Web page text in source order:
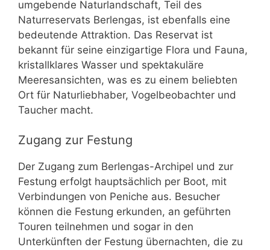
umgebende Naturlandschaft, Teil des
Naturreservats Berlengas, ist ebenfalls eine
bedeutende Attraktion. Das Reservat ist
bekannt für seine einzigartige Flora und Fauna,
kristallklares Wasser und spektakuläre
Meeresansichten, was es zu einem beliebten
Ort für Naturliebhaber, Vogelbeobachter und
Taucher macht.
Zugang zur Festung
Der Zugang zum Berlengas-Archipel und zur
Festung erfolgt hauptsächlich per Boot, mit
Verbindungen von Peniche aus. Besucher
können die Festung erkunden, an geführten
Touren teilnehmen und sogar in den
Unterkünften der Festung übernachten, die zu